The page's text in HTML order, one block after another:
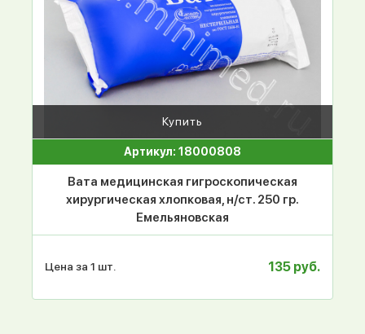
Купить
Артикул: 18000808
Вата медицинская гигроскопическая
хирургическая хлопковая, н/ст. 250 гр.
Емельяновская
Цена за 1 шт. 135 руб.